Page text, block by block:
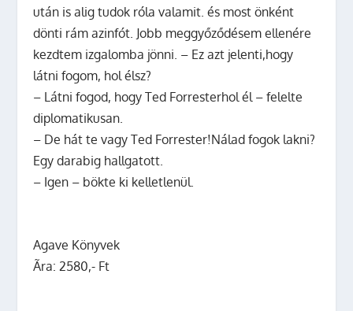
után is alig tudok róla valamit. és most önként
dönti rám azinfót. Jobb meggyőződésem ellenére
kezdtem izgalomba jönni. – Ez azt jelenti,hogy
látni fogom, hol élsz?
– Látni fogod, hogy Ted Forresterhol él – felelte
diplomatikusan.
– De hát te vagy Ted Forrester!Nálad fogok lakni?
Egy darabig hallgatott.
– Igen – bökte ki kelletlenül.
Agave Könyvek
Ãra: 2580,- Ft